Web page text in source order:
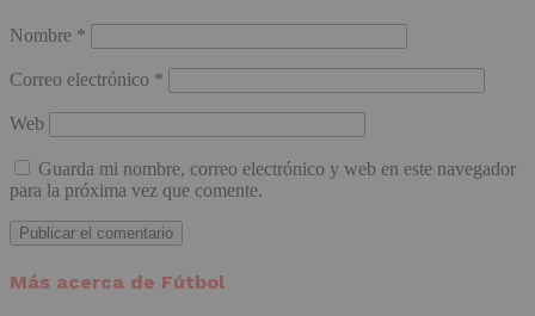
Nombre *
Correo electrónico *
Web
Guarda mi nombre, correo electrónico y web en este navegador
para la próxima vez que comente.
Más acerca de Fútbol